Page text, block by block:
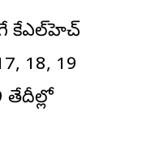
కేఎల్‌హెచ్
18, 19
తేదీల్లో